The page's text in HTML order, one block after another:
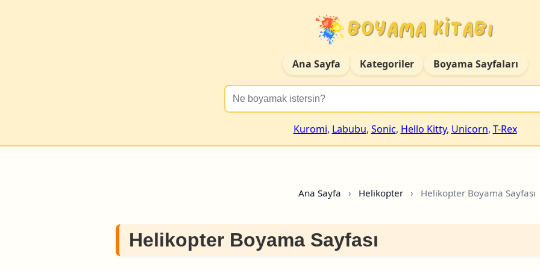
Ana Sayfa Kategoriler Boyama Sayfaları
Kuromi, Labubu, Sonic, Hello Kitty, Unicorn, T-Rex
Ana Sayfa › Helikopter › Helikopter Boyama Sayfası
Helikopter Boyama Sayfası